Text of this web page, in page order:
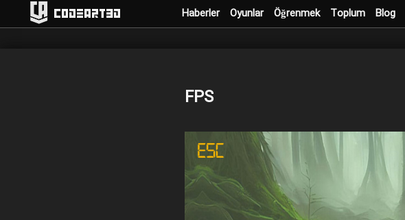
Codeart3D Haberler Oyunlar Öğrenmek Toplum Blog
FPS